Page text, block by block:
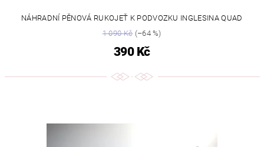
NÁHRADNÍ PĚNOVÁ RUKOJEŤ K PODVOZKU INGLESINA QUAD
1 090 Kč(–64 %)
390 Kč